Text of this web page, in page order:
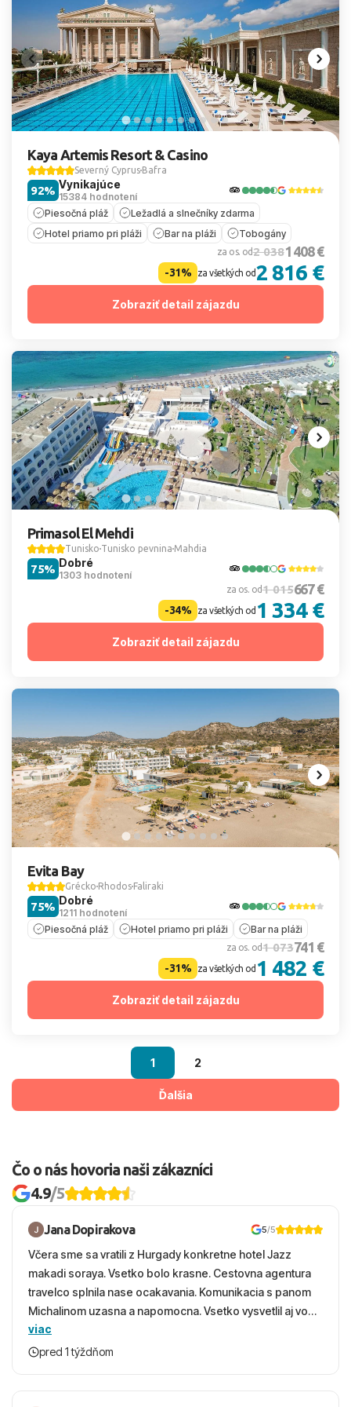
Kaya Artemis Resort & Casino
Severný Cyprus Bafra
Vynikajúce
15384 hodnotení
92%
Piesočná pláž
Ležadlá a slnečníky zdarma
Hotel priamo pri pláži
Bar na pláži Tobogány
za os. od2 0381 408 €
-31% za všetkých od2 816 €
Zobraziť detail zájazdu
Primasol El Mehdi
Tunisko Tunisko pevnina Mahdia
Dobré
1303 hodnotení
75%
za os. od1 015667 €
-34% za všetkých od 1 334 €
Zobraziť detail zájazdu
Evita Bay
Grécko Rhodos Faliraki
Dobré
1211 hodnotení
75%
Piesočná pláž Hotel priamo pri pláži Bar na pláži
za os. od1 073741 €
-31% za všetkých od 1 482 €
Zobraziť detail zájazdu
1 2
Ďalšia
Čo o nás hovoria naši zákazníci
4.9/5
Jana Dopirakova 5/5
Včera sme sa vratili z Hurgady konkretne hotel Jazz
makadi soraya. Vsetko bolo krasne. Cestovna agentura
travelco splnila nase ocakavania. Komunikacia s panom
Michalinom uzasna a napomocna. Vsetko vysvetlil aj vo
vecernych hodinach zaco sa ospravedlnujem. Hotel
krasny, cisty. Sluzby top. Strava, prostredie, more,
viac
pred 1 týždňom